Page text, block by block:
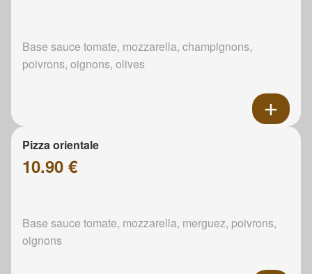
Base sauce tomate, mozzarella, champignons,
poivrons, oignons, olives
Pizza orientale
10.90 €
Base sauce tomate, mozzarella, merguez, poivrons,
oignons